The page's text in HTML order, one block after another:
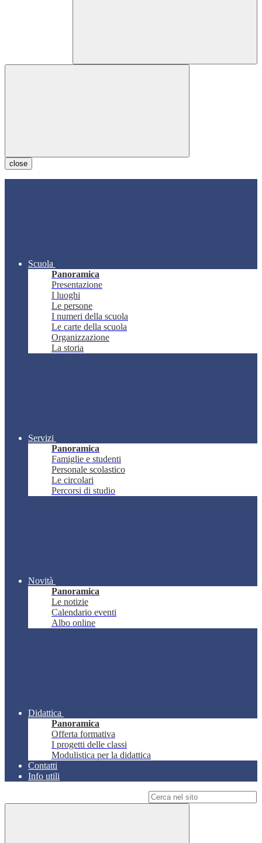
close
Scuola
Panoramica
Presentazione
I luoghi
Le persone
I numeri della scuola
Le carte della scuola
Organizzazione
La storia
Servizi
Panoramica
Famiglie e studenti
Personale scolastico
Le circolari
Percorsi di studio
Novità
Panoramica
Le notizie
Calendario eventi
Albo online
Didattica
Panoramica
Offerta formativa
I progetti delle classi
Modulistica per la didattica
Contatti
Info utili